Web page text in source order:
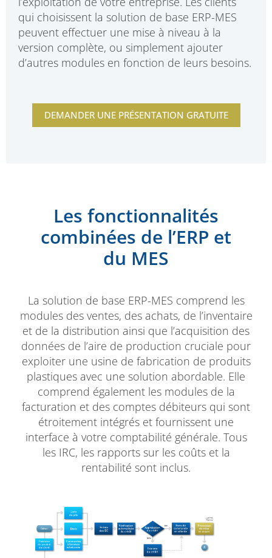
qui choisissent la solution de base ERP-MES
peuvent effectuer une mise à niveau à la
version complète, ou simplement ajouter
d’autres modules en fonction de leurs besoins.
DEMANDER UNE PRÉSENTATION GRATUITE
Les fonctionnalités
combinées de l’ERP et
du MES
La solution de base ERP-MES comprend les
modules des ventes, des achats, de l’inventaire
et de la distribution ainsi que l’acquisition des
données de l’aire de production cruciale pour
exploiter une usine de fabrication de produits
plastiques avec une solution abordable. Elle
comprend également les modules de la
facturation et des comptes débiteurs qui sont
étroitement intégrés et fournissent une
interface à votre comptabilité générale. Tous
les IRC, les rapports sur les coûts et la
rentabilité sont inclus.